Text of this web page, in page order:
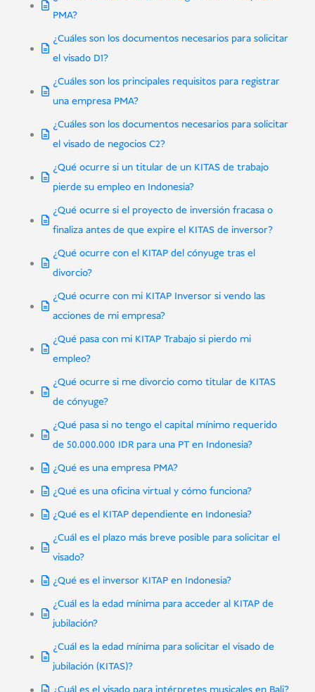
PMA?
¿Cuáles son los documentos necesarios para solicitar
el visado D1?
¿Cuáles son los principales requisitos para registrar
una empresa PMA?
¿Cuáles son los documentos necesarios para solicitar
el visado de negocios C2?
¿Qué ocurre si un titular de un KITAS de trabajo
pierde su empleo en Indonesia?
¿Qué ocurre si el proyecto de inversión fracasa o
finaliza antes de que expire el KITAS de inversor?
¿Qué ocurre con el KITAP del cónyuge tras el
divorcio?
¿Qué ocurre con mi KITAP Inversor si vendo las
acciones de mi empresa?
¿Qué pasa con mi KITAP Trabajo si pierdo mi
empleo?
¿Qué ocurre si me divorcio como titular de KITAS
de cónyuge?
¿Qué pasa si no tengo el capital mínimo requerido
de 50.000.000 IDR para una PT en Indonesia?
¿Qué es una empresa PMA?
¿Qué es una oficina virtual y cómo funciona?
¿Qué es el KITAP dependiente en Indonesia?
¿Cuál es el plazo más breve posible para solicitar el
visado?
¿Qué es el inversor KITAP en Indonesia?
¿Cuál es la edad mínima para acceder al KITAP de
jubilación?
¿Cuál es la edad mínima para solicitar el visado de
jubilación (KITAS)?